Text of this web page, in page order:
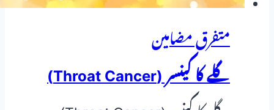
تعارف
متفرق مضامین
گلے کا کینسر (Throat Cancer)